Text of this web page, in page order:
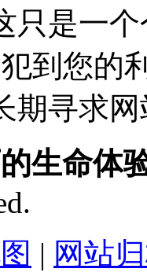
只是一
到您的
期寻求
生命体
| 网站